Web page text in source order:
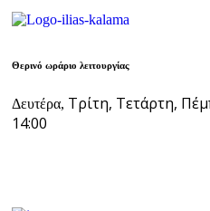
Θερινό ωράριο λειτουργίας
Δευτέρα, Τρίτη, Τετάρτη,
14:00